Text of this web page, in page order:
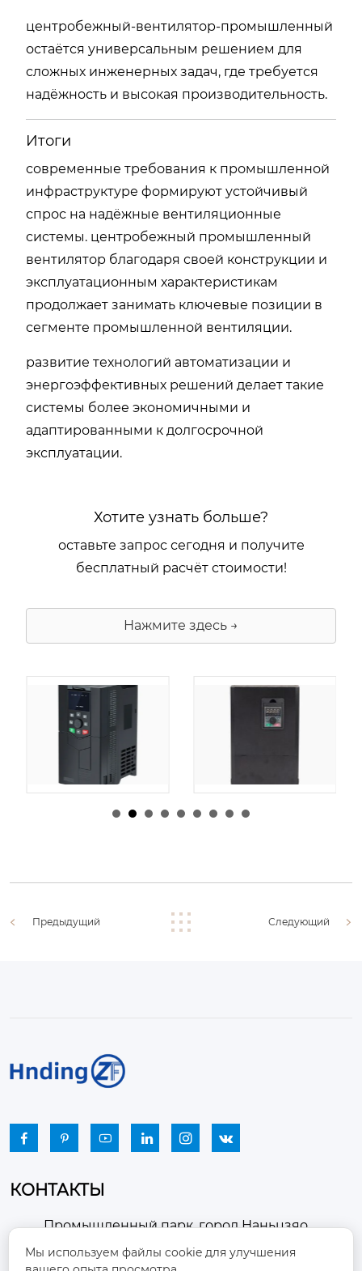
центробежный-вентилятор-промышленный
остаётся универсальным решением для
сложных инженерных задач, где требуется
надёжность и высокая производительность.
Итоги
современные требования к промышленной
инфраструктуре формируют устойчивый
спрос на надёжные вентиляционные
системы. центробежный промышленный
вентилятор благодаря своей конструкции и
эксплуатационным характеристикам
продолжает занимать ключевые позиции в
сегменте промышленной вентиляции.
развитие технологий автоматизации и
энергоэффективных решений делает такие
системы более экономичными и
адаптированными к долгосрочной
эксплуатации.
Хотите узнать больше?
оставьте запрос сегодня и получите
бесплатный расчёт стоимости!
Нажмите здесь →
由admin |30 1 月,
由admin |29 1 月,
Предыдущий Следующий
     
КОНТАКТЫ

Промышленный парк, город Наньцзяо,
район Чжоуцунь, город Цзыбо, провинция
Шаньдун
Мы используем файлы cookie для улучшения